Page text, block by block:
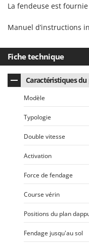
Redback
Resto Italia
Ripartrak
River Systems
Robomow
Rossofuoco
Royal Food
Ryobi
S.T.P.
Santos
Sbaraglia
Schnitzer
La fendeuse est
Manuel d’instructions
Fiche technique
Caractéristiques
Modèle
Typologie
Double vitesse
Activation
Force de fendage
Course vérin
Positions du plan
Fendage jusqu'au sol